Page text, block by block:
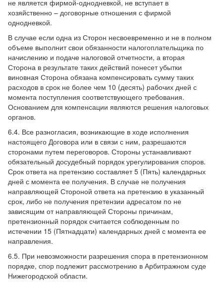
не является фирмой-однодневкой, не вступает в
хозяйственно – договорные отношения с фирмой
однодневкой.
В случае если одна из Сторон несвоевременно и не в полном
объеме выполнит свои обязанности налогоплательщика по
начислению и подаче налоговой отчетности, а вторая
Сторона в результате таких действий понесет убытки
виновная Сторона обязана компенсировать сумму таких
расходов в срок не более чем 10 (десять) рабочих дней с
момента поступления соответствующего требования.
Основанием для компенсации являются решения налоговых
органов.
6.4. Все разногласия, возникающие в ходе исполнения
настоящего Договора или в связи с ним, разрешаются
сторонами путем переговоров. Стороны устанавливают
обязательный досудебный порядок урегулирования споров.
Срок ответа на претензию составляет 5 (Пять) календарных
дней с момента ее получения. В случае не получения
направляющей Стороной ответа на претензию в указанный
срок, либо не получения претензии адресатом по не
зависящим от направляющей Стороны причинам,
претензионный порядок считается соблюденным по
истечении 15 (Пятнадцати) календарных дней с момента ее
направления.
6.5. При невозможности разрешения спора в претензионном
порядке, спор подлежит рассмотрению в Арбитражном суде
Нижегородской области.